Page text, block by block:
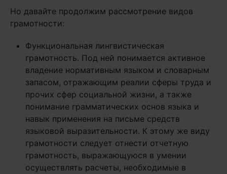
Но давайте продолжим рассмотрение видов
грамотности:
Функциональная лингвистическая
грамотность. Под ней понимается активное
владение нормативным языком и словарным
запасом, отражающим реалии сферы труда и
прочих сфер социальной жизни, а также
понимание грамматических основ языка и
навык применения на письме средств
языковой выразительности. К этому же виду
грамотности следует отнести отчетную
грамотность, выражающуюся в умении
осуществлять расчеты, необходимые в